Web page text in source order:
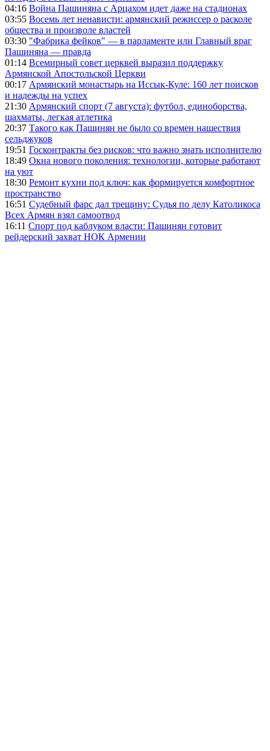
04:16 Война Пашиняна с Арцахом идет даже на стадионах
03:55 Восемь лет ненависти: армянский режиссер о расколе
общества и произволе властей
03:30 "Фабрика фейков" — в парламенте или Главный враг
Пашиняна — правда
01:14 Всемирный совет церквей выразил поддержку
Армянской Апостольской Церкви
00:17 Армянский монастырь на Иссык-Куле: 160 лет поисков
и надежды на успех
21:30 Армянский спорт (7 августа): футбол, единоборства,
шахматы, легкая атлетика
20:37 Такого как Пашинян не было со времен нашествия
сельджуков
19:51 Госконтракты без рисков: что важно знать исполнителю
18:49 Окна нового поколения: технологии, которые работают
на уют
18:30 Ремонт кухни под ключ: как формируется комфортное
пространство
16:51 Судебный фарс дал трещину: Судья по делу Католикоса
Всех Армян взял самоотвод
16:11 Спорт под каблуком власти: Пашинян готовит
рейдерский захват НОК Армении